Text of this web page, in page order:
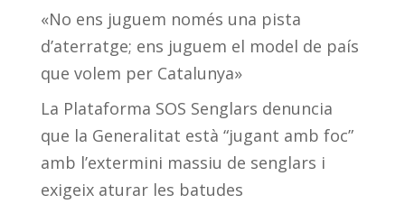
«No ens juguem només una pista
d’aterratge; ens juguem el model de país
que volem per Catalunya»
La Plataforma SOS Senglars denuncia
que la Generalitat està “jugant amb foc”
amb l’extermini massiu de senglars i
exigeix aturar les batudes